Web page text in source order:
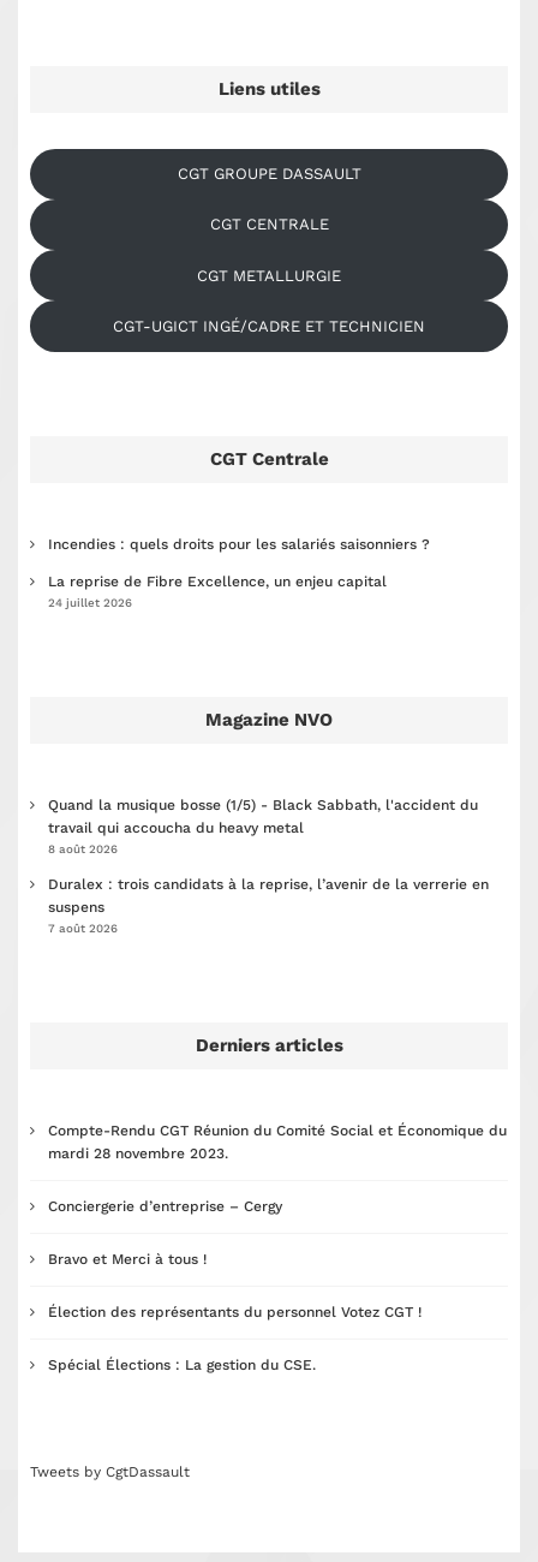
Liens utiles
CGT GROUPE DASSAULT
CGT CENTRALE
CGT METALLURGIE
CGT-UGICT INGÉ/CADRE ET TECHNICIEN
CGT Centrale
Incendies : quels droits pour les salariés saisonniers ?
La reprise de Fibre Excellence, un enjeu capital
24 juillet 2026
Magazine NVO
Quand la musique bosse (1/5) - Black Sabbath, l'accident du
travail qui accoucha du heavy metal
8 août 2026
Duralex : trois candidats à la reprise, l’avenir de la verrerie en
suspens
7 août 2026
Derniers articles
Compte-Rendu CGT Réunion du Comité Social et Économique du
mardi 28 novembre 2023.
Conciergerie d’entreprise – Cergy
Bravo et Merci à tous !
Élection des représentants du personnel Votez CGT !
Spécial Élections : La gestion du CSE.
Tweets by CgtDassault